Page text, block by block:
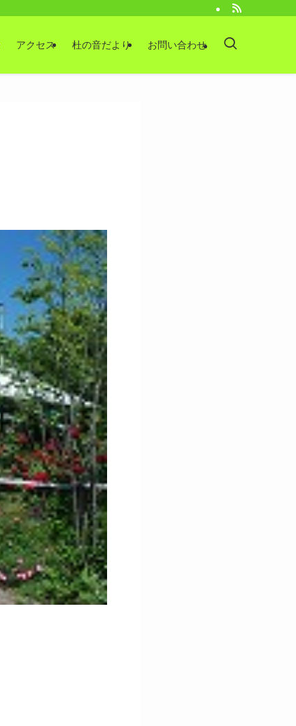
アクセス 杜の音だより お問い合わせ